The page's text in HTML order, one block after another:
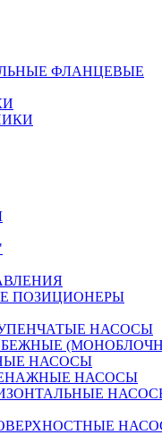
ФЛАНЦЕВЫЕ
ПОЗИЦИОНЕРЫ
НАСОСЫ
НАСОСЫ
НАСОСЫ
расчету на
персональный
рублей в пределах
выдачи транспортной
рублей
Вам доставку товара
складе, Курьерская
доставки.
компаний мы
нашим
дня
и ваших пожеланий